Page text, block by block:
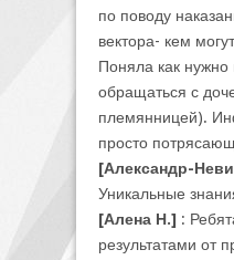
по поводу
вектора- кем
Поняла как нужно
обращаться с
племянницей).
просто
[Александр-
Уникальные
[Алена Н.] :
результатами от